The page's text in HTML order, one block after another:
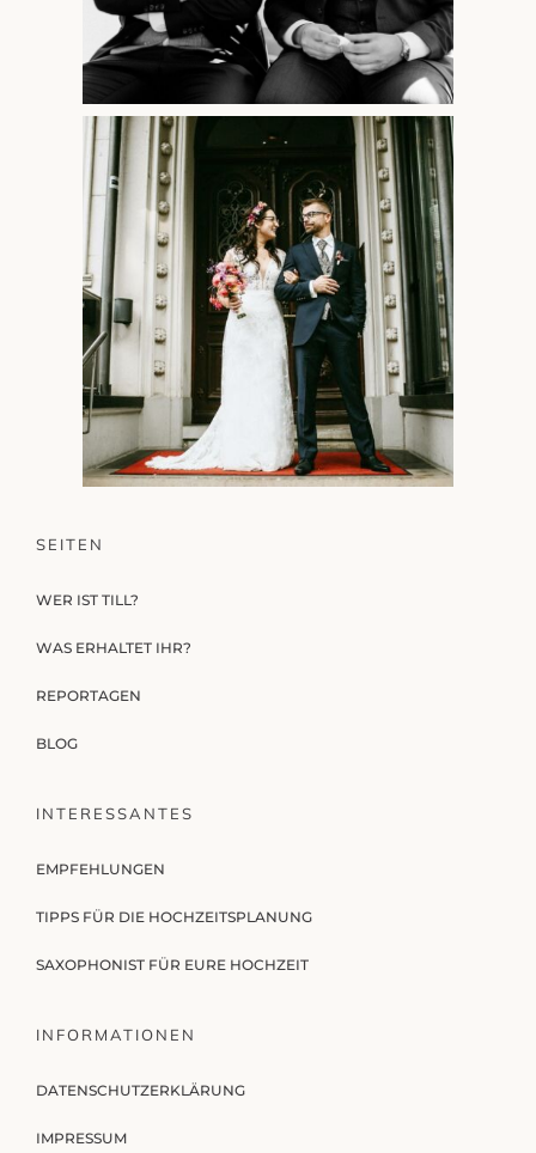
SEITEN
WER IST TILL?
WAS ERHALTET IHR?
REPORTAGEN
BLOG
INTERESSANTES
EMPFEHLUNGEN
TIPPS FÜR DIE HOCHZEITSPLANUNG
SAXOPHONIST FÜR EURE HOCHZEIT
INFORMATIONEN
DATENSCHUTZERKLÄRUNG
IMPRESSUM